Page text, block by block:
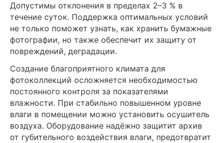
Допустимы отклонения в пределах 2–3 % в
течение суток. Поддержка оптимальных условий
не только поможет узнать, как хранить бумажные
фотографии, но также обеспечит их защиту от
повреждений, деградации.
Создание благоприятного климата для
фотоколлекций осложняется необходимостью
постоянного контроля за показателями
влажности. При стабильно повышенном уровне
влаги в помещении можно установить осушитель
воздуха. Оборудование надёжно защитит архив
от губительного воздействия влаги, предотвратит